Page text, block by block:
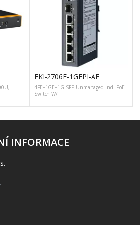
EKI-2706E-1GFPI-AE
4FE+1GE+1G SFP Unmanaged Ind. PoE
Switch W/T
INFORMACE